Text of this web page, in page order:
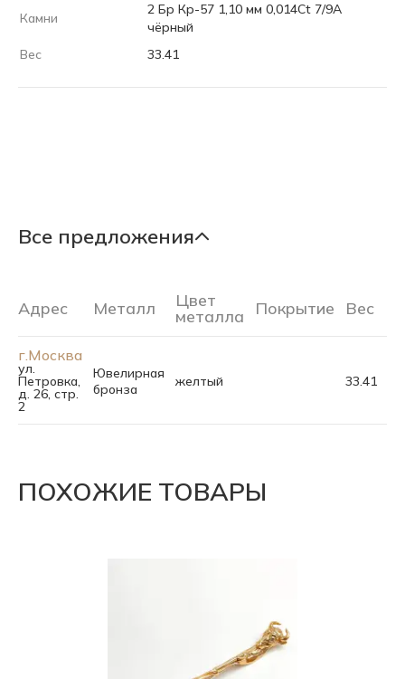
Камни
2 Бр Кр-57 1,10 мм 0,014Ct 7/9А
чёрный
Вес
33.41
Все предложения
Адрес Металл Цвет
металла Покрытие Вес
г.Москва
ул.
Петровка,
д. 26, стр.
2
Ювелирная
бронза
желтый 33.41
ПОХОЖИЕ ТОВАРЫ